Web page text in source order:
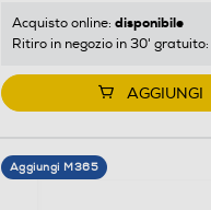
Acquisto online: disponibile
Ritiro in negozio in 30' gratuito:
AGGIUNGI
Aggiungi M365